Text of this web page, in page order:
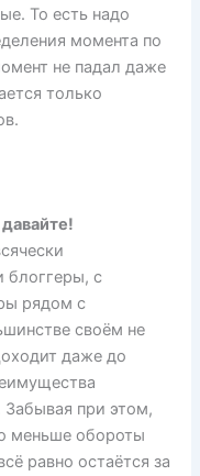
То есть надо
момента по
не падал даже
только
блоггеры, с
рядом с
своём не
даже до
Забывая при этом,
меньше обороты
равно остаётся за